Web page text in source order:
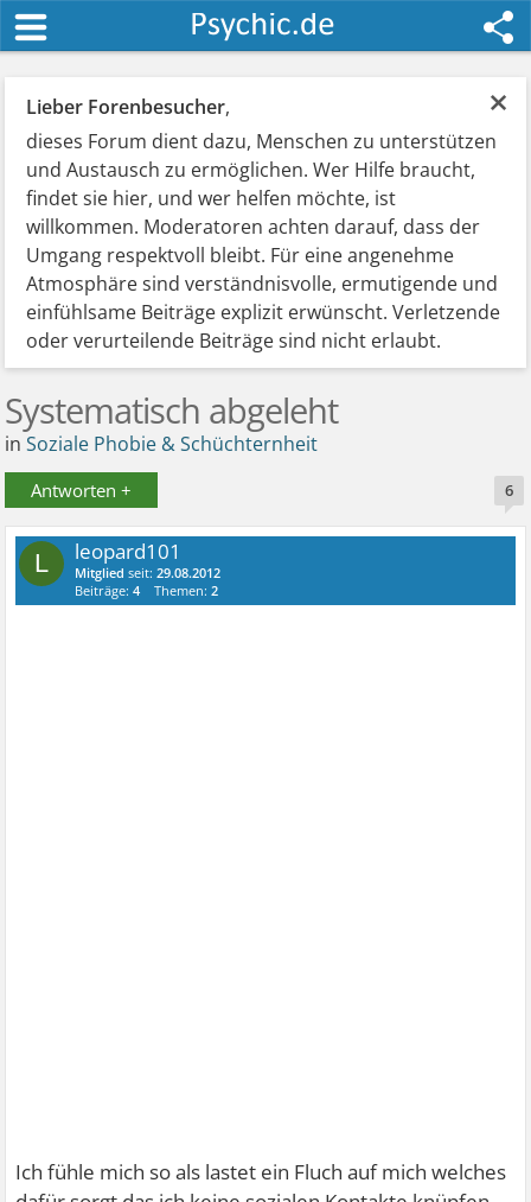
×
Lieber Forenbesucher,
dieses Forum dient dazu, Menschen zu unterstützen
und Austausch zu ermöglichen. Wer Hilfe braucht,
findet sie hier, und wer helfen möchte, ist
willkommen. Moderatoren achten darauf, dass der
Umgang respektvoll bleibt. Für eine angenehme
Atmosphäre sind verständnisvolle, ermutigende und
einfühlsame Beiträge explizit erwünscht. Verletzende
oder verurteilende Beiträge sind nicht erlaubt.
Systematisch abgeleht
inSoziale Phobie & Schüchternheit
Antworten + 6
L leopard101
Mitglied seit:29.08.2012
Beiträge:4 Themen:2
Ich fühle mich so als lastet ein Fluch auf mich welches